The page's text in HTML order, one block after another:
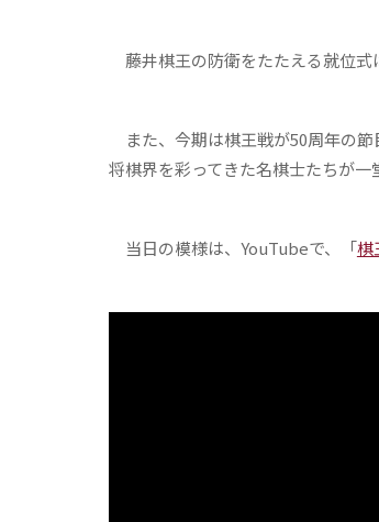
藤井棋王の防衛をたたえる就位式
また、今期は棋王戦が50周年の節
将棋界を彩ってきた名棋士たちが一
当日の模様は、YouTubeで、「棋